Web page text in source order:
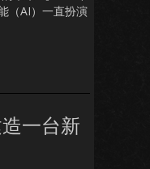
（AI）一直扮演
一台新